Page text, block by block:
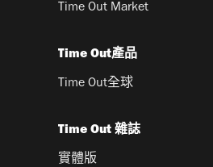
Time Out Market
Time Out產品
Time Out全球
Time Out 雜誌
實體版